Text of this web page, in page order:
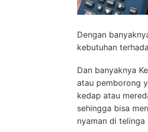
Dengan
kebutuhan
Dan banyaknya
atau pemborong
kedap atau
sehingga bisa
nyaman di telinga